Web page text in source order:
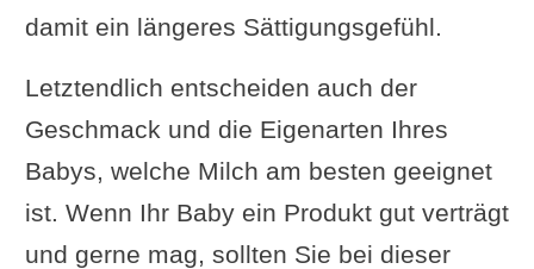
damit ein längeres Sättigungsgefühl.
Letztendlich entscheiden auch der
Geschmack und die Eigenarten Ihres
Babys, welche Milch am besten geeignet
ist. Wenn Ihr Baby ein Produkt gut verträgt
und gerne mag, sollten Sie bei dieser